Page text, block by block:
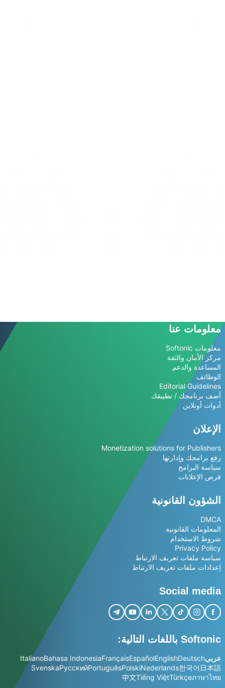
معلومات عنا
معلومات Softonic
مركز الأمان والثقة
المساعدة والدعم
الوظائف
Editorial Guidelines
أضف برنامجك / تطبيقك
أدوات أونلاين
الإعلان
Monetization solutions for Publishers
رفع برامجك وإدارتها
سياسة البرامج
فرص الإعلانات
الشؤون القانونية
DMCA
المعلومات القانونية
شروط الاستخدام
Privacy Policy
سياسة ملفات تعريف الارتباط
إعدادات ملفات تعريف الارتباط
Social media
Softonic باللغات التالية:
عربيDeutsch
English
Español
Français
Bahasa Indonesia
Italiano
日本語
한국어
Nederlands
Polski
Português
Русский
Svenska
ภาษาไทย
Türkçe
Tiếng Việt
中文